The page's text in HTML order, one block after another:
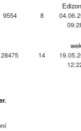
9554 8
28475 14
wek
5926
.